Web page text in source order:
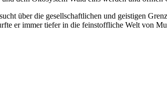
über die gesellschaftlichen und geistigen
er immer tiefer in die feinstoffliche Welt von